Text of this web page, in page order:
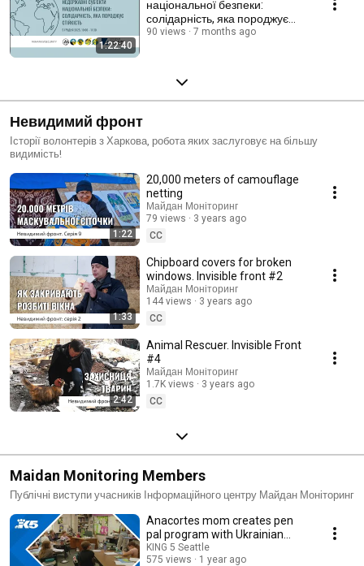
1:22:40
національної безпеки:
солідарність, яка породжує
стійкість
90 views 7 months ago
Невидимий фронт
Історії волонтерів з Харкова, робота яких заслуговує на більшу
видимість!
1:22
20,000 meters of camouflage
netting
Майдан Моніторинг
79 views
3 years ago
CC
1:33
Chipboard covers for broken
windows. Invisible front #2
Майдан Моніторинг
144 views
3 years ago
CC
2:42
Animal Rescuer. Invisible Front
#4
Майдан Моніторинг
1.7K views
3 years ago
CC
Maidan Monitoring Members
Публічні виступи учасників Інформаційного центру Майдан Моніторинг
Anacortes mom creates pen
pal program with Ukrainian
students
KING 5 Seattle
575 views
1 year ago